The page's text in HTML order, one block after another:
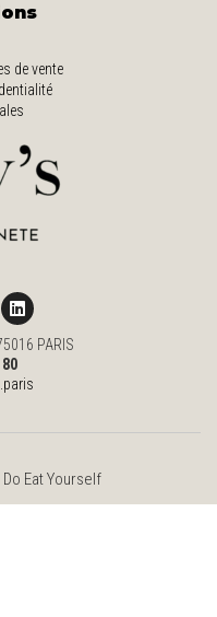
de vente
PARIS
Eat Yourself